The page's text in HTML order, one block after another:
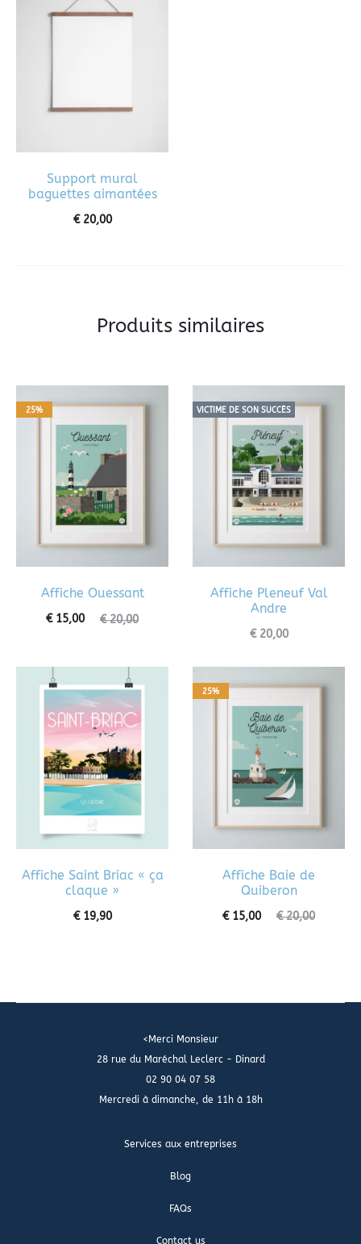
Support mural
baguettes aimantées
€20,00
Produits similaires
25%
Affiche Ouessant
€20,00
€15,00
VICTIME DE SON SUCCÈS
Affiche Pleneuf Val
Andre
€20,00
Affiche Saint Briac « ça
claque »
€19,90
25%
Affiche Baie de
Quiberon
€20,00
€15,00
<Merci Monsieur
28 rue du Maréchal Leclerc - Dinard
02 90 04 07 58
Mercredi à dimanche, de 11h à 18h
Services aux entreprises
Blog
FAQs
Contact us